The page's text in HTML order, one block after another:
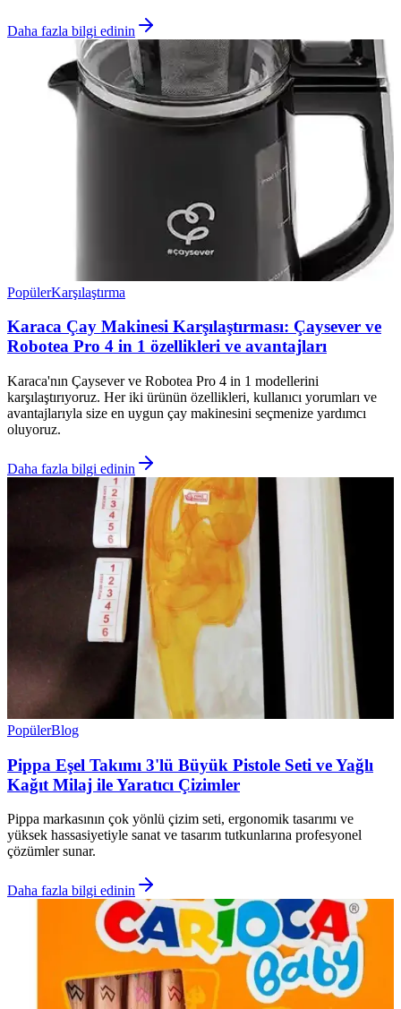
Daha fazla bilgi edinin
PopülerKarşılaştırma
Karaca Çay Makinesi Karşılaştırması: Çaysever ve
Robotea Pro 4 in 1 özellikleri ve avantajları
Karaca'nın Çaysever ve Robotea Pro 4 in 1 modellerini
karşılaştırıyoruz. Her iki ürünün özellikleri, kullanıcı yorumları ve
avantajlarıyla size en uygun çay makinesini seçmenize yardımcı
oluyoruz.
Daha fazla bilgi edinin
PopülerBlog
Pippa Eşel Takımı 3'lü Büyük Pistole Seti ve Yağlı
Kağıt Milaj ile Yaratıcı Çizimler
Pippa markasının çok yönlü çizim seti, ergonomik tasarımı ve
yüksek hassasiyetiyle sanat ve tasarım tutkunlarına profesyonel
çözümler sunar.
Daha fazla bilgi edinin